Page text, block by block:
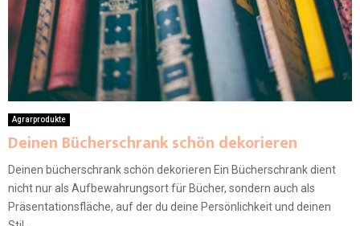
Agrarprodukte
Deinen Bücherschrank schön dekorieren
Deinen bücherschrank schön dekorieren Ein Bücherschrank dient
nicht nur als Aufbewahrungsort für Bücher, sondern auch als
Präsentationsfläche, auf der du deine Persönlichkeit und deinen